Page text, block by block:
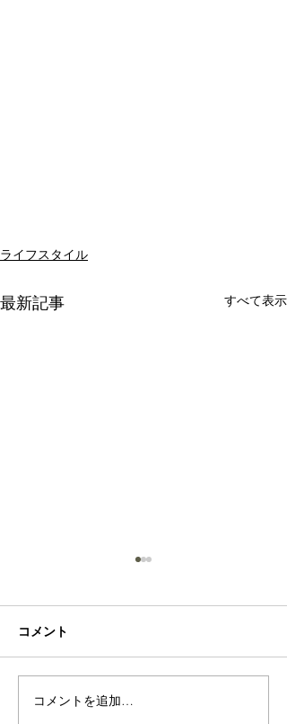
ライフスタイル
最新記事 すべて表示
コメント
コメントを追加…